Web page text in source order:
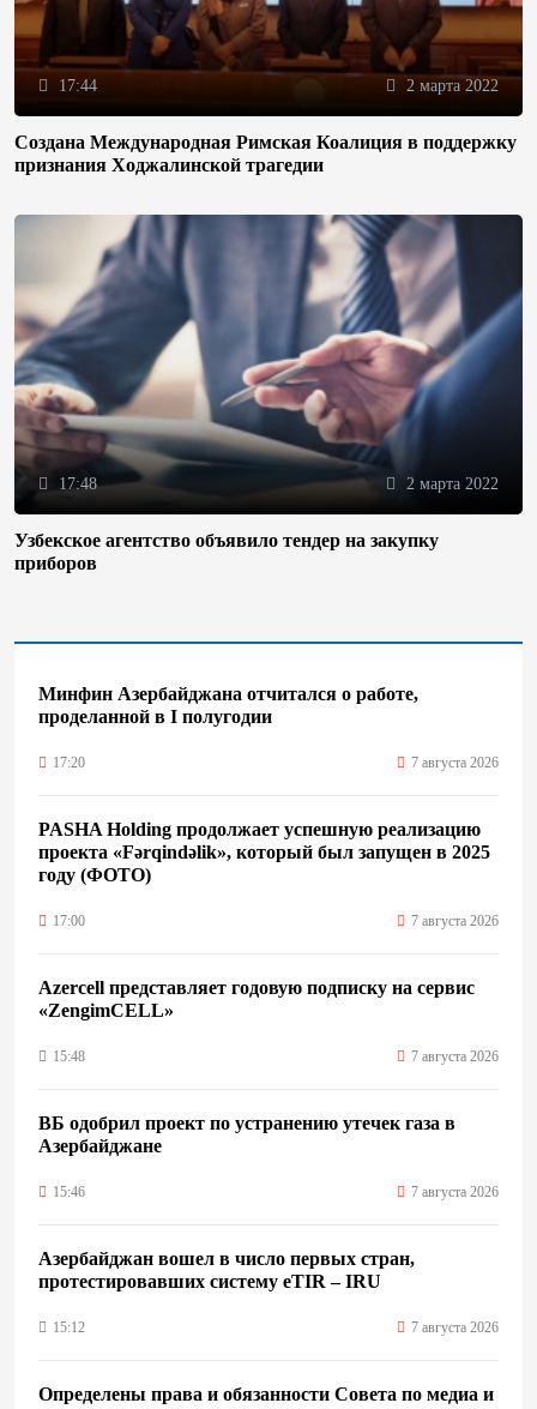
17:44 2 марта 2022
Создана Международная Римская Коалиция в поддержку
признания Ходжалинской трагедии
17:48 2 марта 2022
Узбекское агентство объявило тендер на закупку
приборов
Минфин Азербайджана отчитался о работе,
проделанной в I полугодии
17:20 7 августа 2026
PASHA Holding продолжает успешную реализацию
проекта «Fərqindəlik», который был запущен в 2025
году (ФОТО)
17:00 7 августа 2026
Azercell представляет годовую подписку на сервис
«ZengimCELL»
15:48 7 августа 2026
ВБ одобрил проект по устранению утечек газа в
Азербайджане
15:46 7 августа 2026
Азербайджан вошел в число первых стран,
протестировавших систему eTIR – IRU
15:12 7 августа 2026
Определены права и обязанности Совета по медиа и